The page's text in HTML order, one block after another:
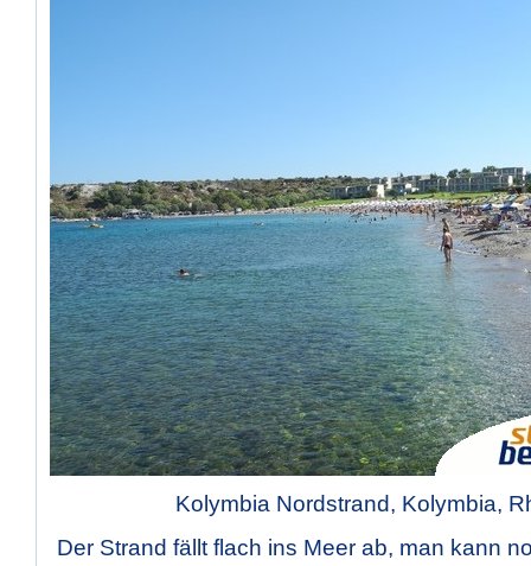
Kolymbia Nordstrand, Kolymbia,
Der Strand fällt flach ins Meer ab, man kann